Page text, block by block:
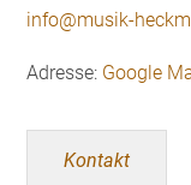
info@musik-
Adresse: Google
Kontakt